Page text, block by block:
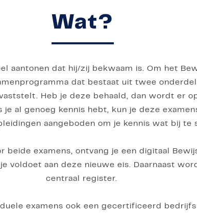
Wat?
aantonen dat hij/zij bekwaam is. Om het
dat bestaat uit twee
Heb je deze behaald, dan wordt er
je al genoeg kennis hebt, kun je deze
aangeboden om je kennis wat bij te
beide examens, ontvang je een digitaal
voldoet aan deze nieuwe eis. Daarnaast
centraal register.
examens ook een gecertificeerd